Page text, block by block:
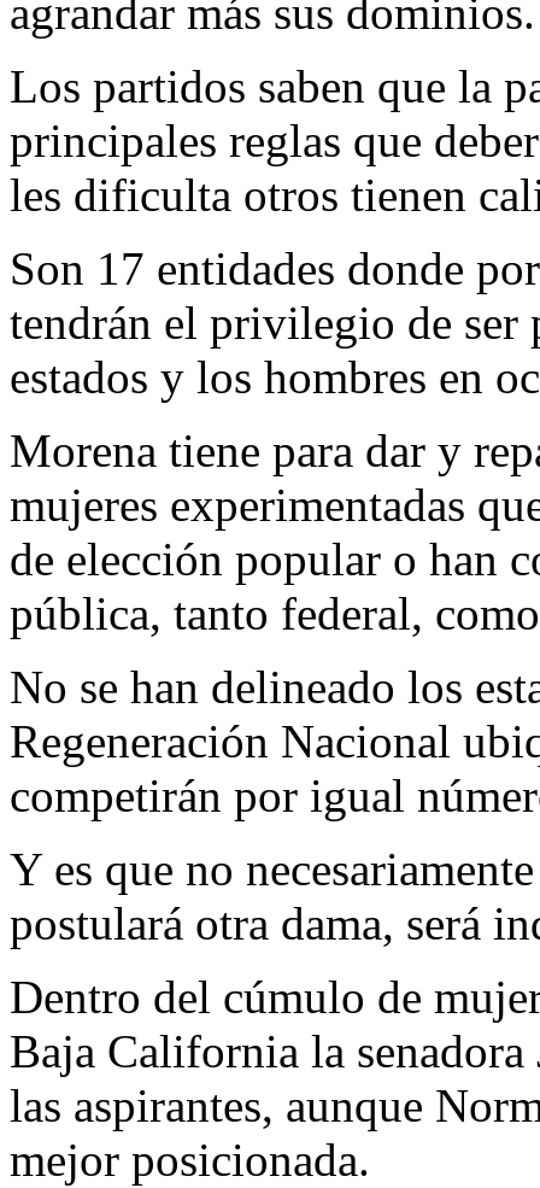
agrandar más sus dominios.
Los partidos saben que la
principales reglas que
les dificulta otros tienen
Son 17 entidades donde
tendrán el privilegio de ser
estados y los hombres en
Morena tiene para dar y
mujeres experimentadas
de elección popular o han
pública, tanto federal,
No se han delineado los
Regeneración Nacional
competirán por igual
Y es que no
postulará otra dama, será
Dentro del cúmulo de
Baja California la
las aspirantes, aunque
mejor posicionada.